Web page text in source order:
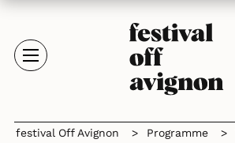
festival Off Avignon > Programme >